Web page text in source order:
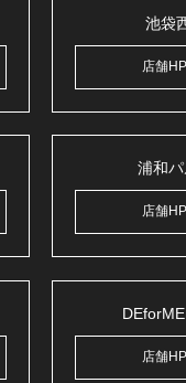
池袋
店舗
浦和
店舗
店舗